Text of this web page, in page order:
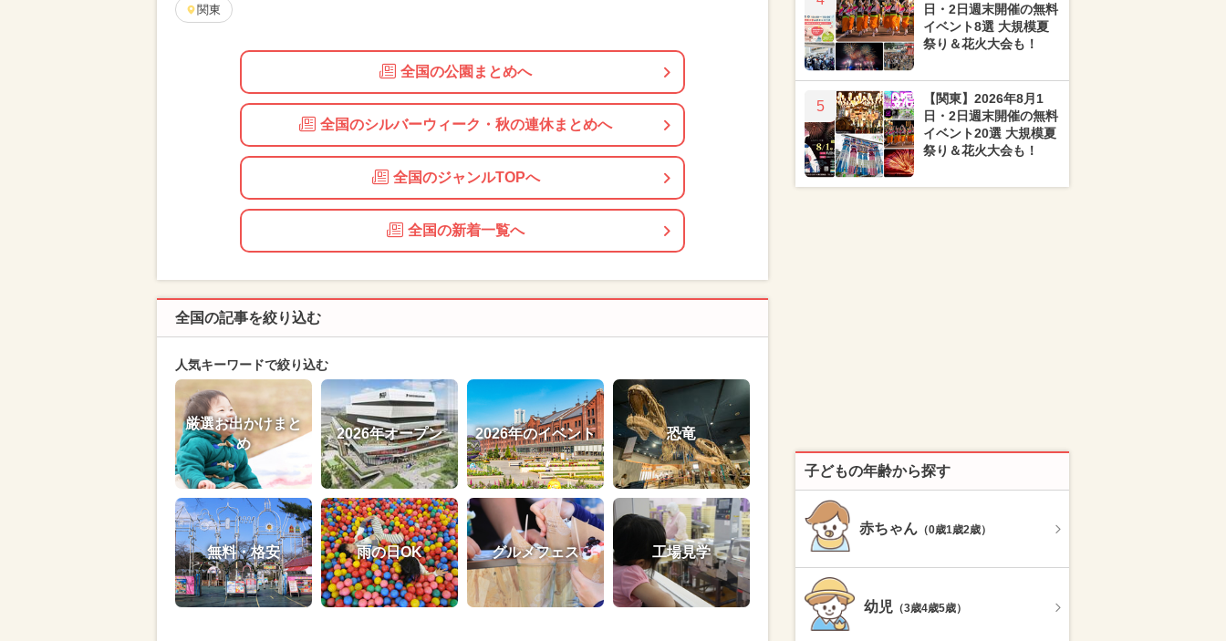
関東
全国の公園まとめへ
全国のシルバーウィーク・秋の連休まとめへ
全国のジャンルTOPへ
全国の新着一覧へ
全国の記事を絞り込む
人気キーワードで絞り込む
厳選お出かけまと
め
2026年オープン 2026年のイベント 恐竜
無料・格安 雨の日OK グルメフェス 工場見学
日・2日週末開催の無料
イベント8選 大規模夏
祭り＆花火大会も！
5
【関東】2026年8月1
日・2日週末開催の無料
イベント20選 大規模夏
祭り＆花火大会も！
子どもの年齢から探す
赤ちゃん （0歳1歳2歳）
幼児 （3歳4歳5歳）